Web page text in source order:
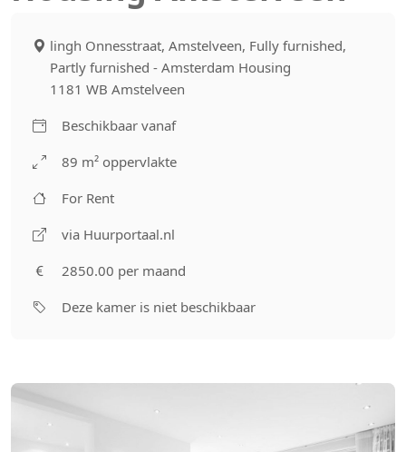
lingh Onnesstraat, Amstelveen, Fully furnished,
Partly furnished - Amsterdam Housing
1181 WB Amstelveen
Beschikbaar vanaf
89 m² oppervlakte
For Rent
via Huurportaal.nl
2850.00 per maand
Deze kamer is niet beschikbaar